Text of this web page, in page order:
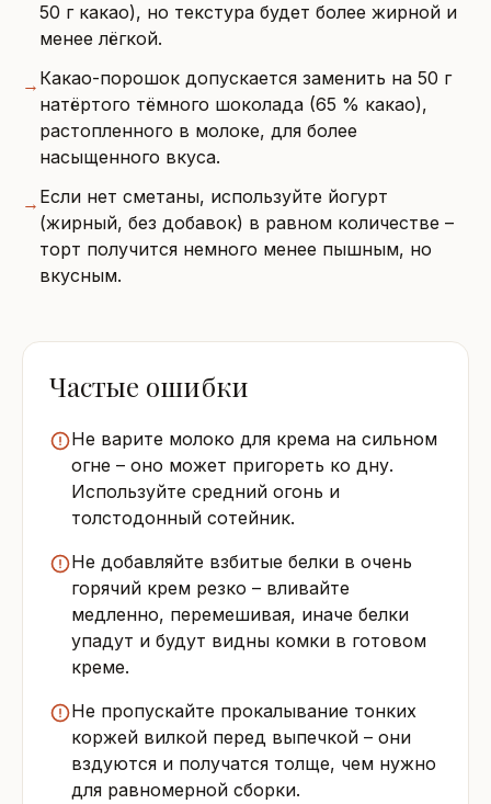
50 г какао), но текстура будет более жирной и
менее лёгкой.
→ Какао-порошок допускается заменить на 50 г
натёртого тёмного шоколада (65 % какао),
растопленного в молоке, для более
насыщенного вкуса.
→ Если нет сметаны, используйте йогурт
(жирный, без добавок) в равном количестве –
торт получится немного менее пышным, но
вкусным.
Частые ошибки
Не варите молоко для крема на сильном
огне – оно может пригореть ко дну.
Используйте средний огонь и
толстодонный сотейник.
Не добавляйте взбитые белки в очень
горячий крем резко – вливайте
медленно, перемешивая, иначе белки
упадут и будут видны комки в готовом
креме.
Не пропускайте прокалывание тонких
коржей вилкой перед выпечкой – они
вздуются и получатся толще, чем нужно
для равномерной сборки.